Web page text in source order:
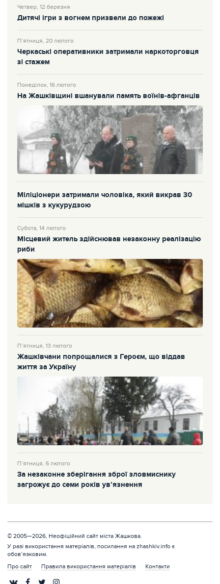
Четвер, 12 березня
Дитячі ігри з вогнем призвели до пожежі
П’ятниця, 20 лютого
Черкаські оперативники затримали наркоторговця
зі стажем
Понеділок, 16 лютого
На Жашківщині вшанували память воїнів-афганців
Міліціонери затримали чоловіка, який викрав 30
мішків з кукурудзою
Субота, 14 лютого
Місцевий житель здійснював незаконну реалізацію
риби
П’ятниця, 13 лютого
Жашківчани попрощалися з Героєм, що віддав
життя за Україну
П’ятниця, 6 лютого
За незаконне зберігання зброї зловмиснику
загрожує до семи років ув’язнення
© 2005—2026, Неофіційний сайт міста Жашкова.
У разі використання матеріалів, посилання на zhashkiv.info є
обов’язковим.
Про сайт
Правила використання матеріалів Контакти